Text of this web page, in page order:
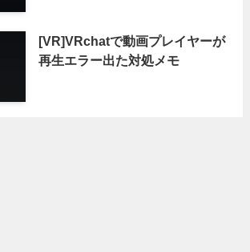
[VR]VRchatで動画プレイヤーが
再生エラー出た対処メモ